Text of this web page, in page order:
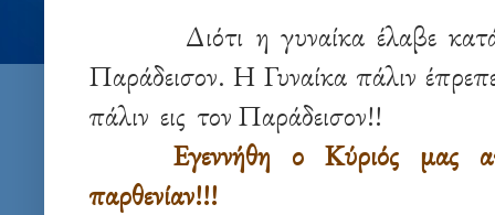
Διότι η γυναίκα έλαβε
Παράδεισον. Η Γυναίκα πάλιν
πάλιν εις τον Παράδεισον!!
Εγεννήθη ο Κύριός μας
παρθενίαν!!!